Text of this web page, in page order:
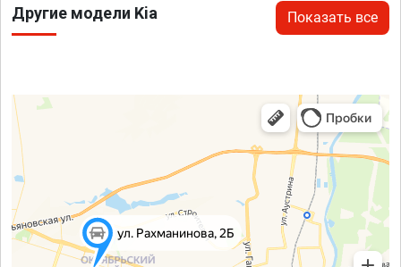
Другие модели Kia Показать все